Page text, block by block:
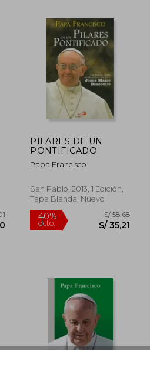
dcto. S/
PILARES DE UN
PONTIFICADO
Papa Francisco
San Pablo, 2013, 1 Edición,
Tapa Blanda, Nuevo